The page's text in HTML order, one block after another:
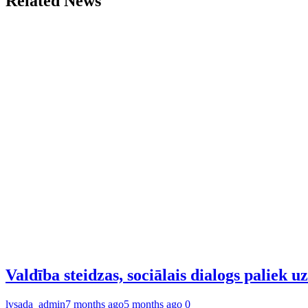
Valdība steidzas, sociālais dialogs paliek
lvsada_admin7 months ago5 months ago 0